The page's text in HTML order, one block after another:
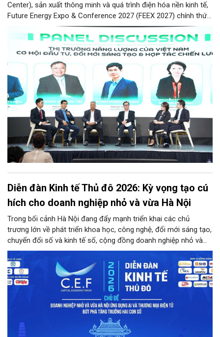
Center), sản xuất thông minh và quá trình điện hóa nền kinh tế,
Future Energy Expo & Conference 2027 (FEEX 2027) chính thức
ra mắt với kỳ vọng trở thành nền tảng kết nối, thúc đẩy đầu tư,
đổi mới công nghệ và phát triển hệ sinh thái tại Việt Nam.
Diễn đàn Kinh tế Thủ đô 2026: Kỳ vọng tạo cú
hích cho doanh nghiệp nhỏ và vừa Hà Nội
Trong bối cảnh Hà Nội đang đẩy mạnh triển khai các chủ
trương lớn về phát triển khoa học, công nghệ, đổi mới sáng tạo,
chuyển đổi số và kinh tế số, cộng đồng doanh nghiệp nhỏ và
vừa trên địa bàn Thủ đô đứng trước cả cơ hội lẫn thách thức
chưa từng có. Diễn đàn Kinh tế Thủ đô năm 2026 là sự kiện
được kỳ vọng sẽ trở thành cầu nối thiết thực, đưa chính sách,
công nghệ và nguồn lực đến gần hơn với doanh nghiệp.